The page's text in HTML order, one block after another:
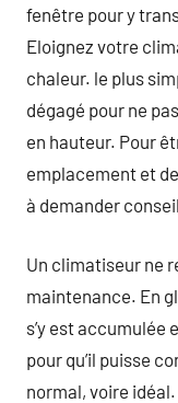
fenêtre pour y
Eloignez votre
chaleur. le plus
dégagé pour ne
en hauteur. Pour
emplacement et
à demander
Un climatiseur ne
maintenance. En
s’y est
pour qu’il puisse
normal, voire